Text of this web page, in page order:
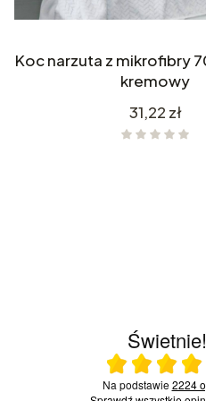
Koc narzuta z mikrofibry
kremowy
Cena
31,22 zł
Świetnie!
Ocena średnia 5 na
Na podstawie2224
23.07.2026